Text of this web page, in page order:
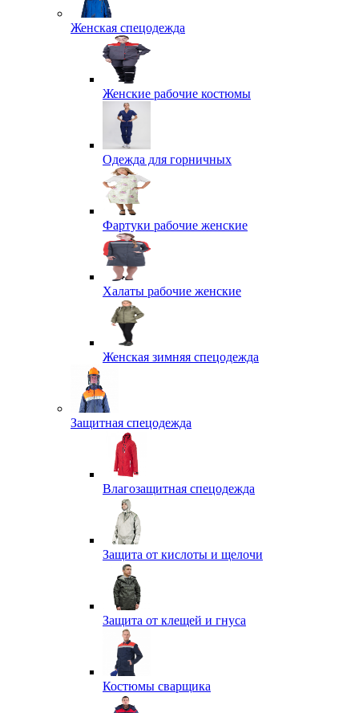
Женская спецодежда
Женские рабочие костюмы
Одежда для горничных
Фартуки рабочие женские
Халаты рабочие женские
Женская зимняя спецодежда
Защитная спецодежда
Влагозащитная спецодежда
Защита от кислоты и щелочи
Защита от клещей и гнуса
Костюмы сварщика